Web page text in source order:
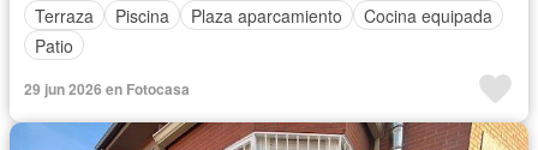
Terraza
Piscina Plaza aparcamiento
Cocina equipada
Patio
29 jun 2026 en Fotocasa